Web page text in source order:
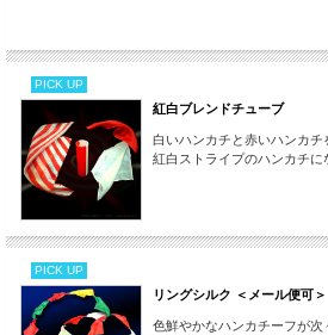
PICK UP
紅白ブレンドチューブ
白いハンカチと赤いハンカチ
紅白ストライプのハンカチに
PICK UP
リングシルク ＜メール便可＞
色鮮やかなハンカチーフが次